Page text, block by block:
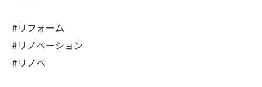
#リフォーム
#リノベーション
#リノベ